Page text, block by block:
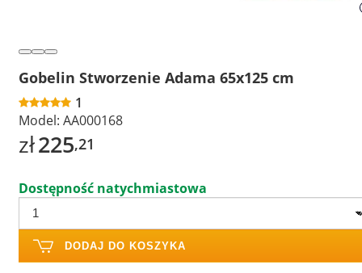
Gobelin Stworzenie Adama 65x125 cm
1
Model: AA000168
zł225,21
Dostępność natychmiastowa
DODAJ DO KOSZYKA